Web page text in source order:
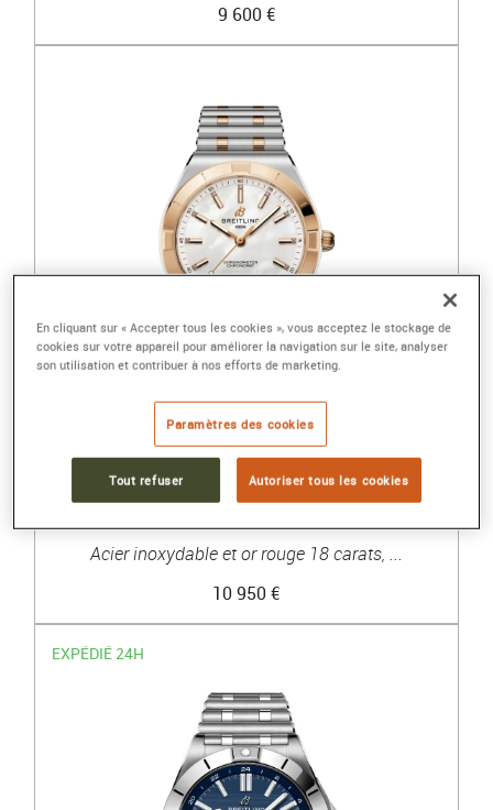
9 600 €
BREITLING
CHRONOMAT AUTOMATIC 36
Acier inoxydable et or rouge 18 carats, ...
10 950 €
EXPÉDIÉ 24H
En cliquant sur « Accepter tous les cookies », vous acceptez le stockage de
cookies sur votre appareil pour améliorer la navigation sur le site, analyser
son utilisation et contribuer à nos efforts de marketing.
Paramètres des cookies
Tout refuser Autoriser tous les cookies